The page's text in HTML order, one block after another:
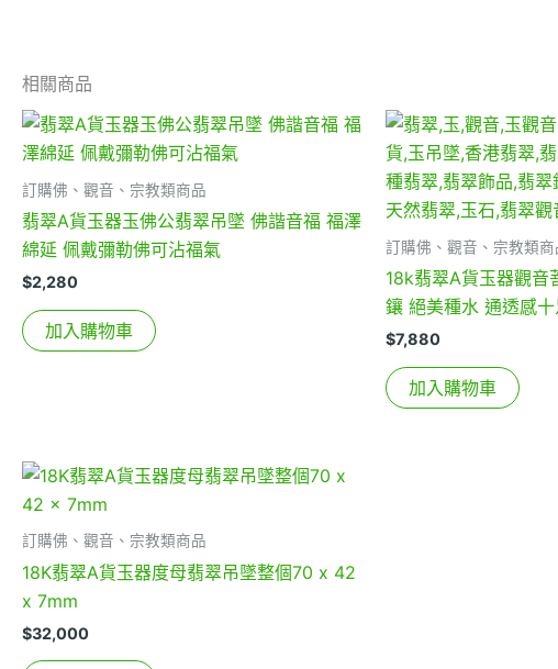
相關商品
訂購佛、觀音、宗教類商品
翡翠A貨玉器玉佛公翡翠吊墜 佛諧音福 福澤
綿延 佩戴彌勒佛可沾福氣
$2,280
加入購物車
訂購佛、觀音、宗教類商
18k翡翠A貨玉器觀音
鑲 絕美種水 通透感
$7,880
加入購物車
訂購佛、觀音、宗教類商品
18K翡翠A貨玉器度母翡翠吊墜整個70 x 42
x 7mm
$32,000